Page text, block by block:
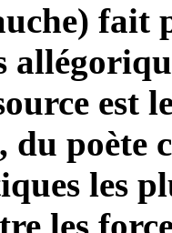
est
du poète
les